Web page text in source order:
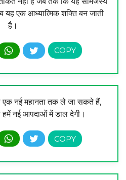
एक आध्यात्मिक शक्ति बन जाती
है।
एक नई महानता तक ले जा सकते हैं,
नई आपदाओं में डाल देगी।